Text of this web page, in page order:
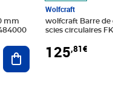
mm
Ajouter au panier
Wolfcraft
wolfcraft Barre de
scies circulaires
125,81€